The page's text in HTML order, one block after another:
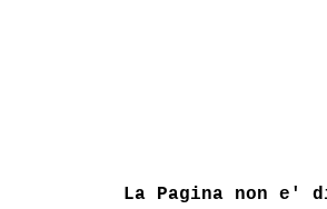
La Pagina non e'